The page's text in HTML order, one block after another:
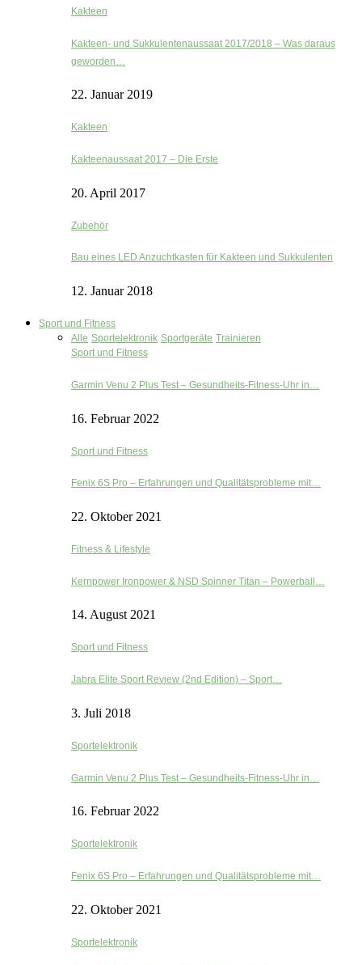
Kakteen
Kakteen- und Sukkulentenaussaat 2017/2018 – Was daraus
geworden…
22. Januar 2019
Kakteen
Kakteenaussaat 2017 – Die Erste
20. April 2017
Zubehör
Bau eines LED Anzuchtkasten für Kakteen und Sukkulenten
12. Januar 2018
Sport und Fitness
Alle Sportelektronik Sportgeräte Trainieren
Sport und Fitness
Garmin Venu 2 Plus Test – Gesundheits-Fitness-Uhr in…
16. Februar 2022
Sport und Fitness
Fenix 6S Pro – Erfahrungen und Qualitätsprobleme mit…
22. Oktober 2021
Fitness & Lifestyle
Kernpower Ironpower & NSD Spinner Titan – Powerball…
14. August 2021
Sport und Fitness
Jabra Elite Sport Review (2nd Edition) – Sport…
3. Juli 2018
Sportelektronik
Garmin Venu 2 Plus Test – Gesundheits-Fitness-Uhr in…
16. Februar 2022
Sportelektronik
Fenix 6S Pro – Erfahrungen und Qualitätsprobleme mit…
22. Oktober 2021
Sportelektronik